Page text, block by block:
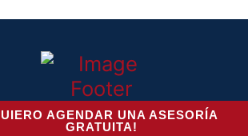
AGENDAR UNA ASESORÍA
GRATUITA!